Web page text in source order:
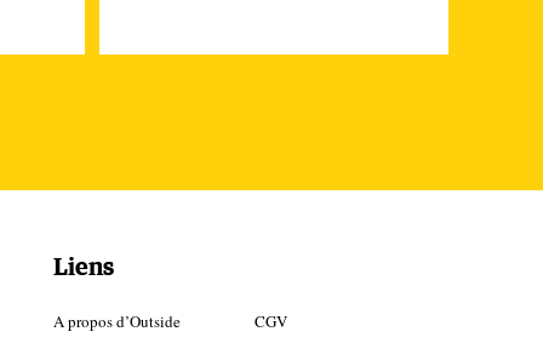
Liens
A propos d’Outside
CGV